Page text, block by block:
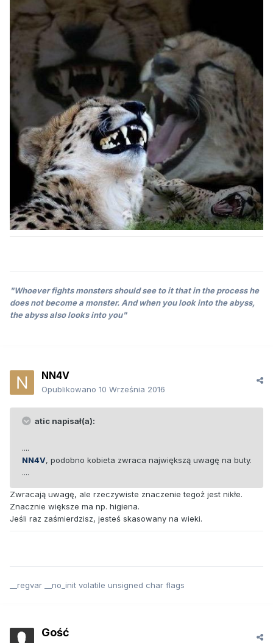
"Whoever fights monsters should see to it that in the process he
does not become a monster. And when you look into the abyss,
the abyss also looks into you"
NN4V
Opublikowano 10 Września 2016
atic napisał(a):
....
NN4V, podobno kobieta zwraca największą uwagę na buty.
....
Zwracają uwagę, ale rzeczywiste znaczenie tegoż jest nikłe.
Znacznie większe ma np. higiena.
Jeśli raz zaśmierdzisz, jesteś skasowany na wieki.
__regvar __no_init volatile unsigned char flags
Gość